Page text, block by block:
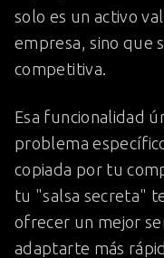
solo es un activo
empresa, sino que
competitiva.
Esa funcionalidad
problema
copiada por tu
tu "salsa secreta"
ofrecer un mejor
adaptarte más